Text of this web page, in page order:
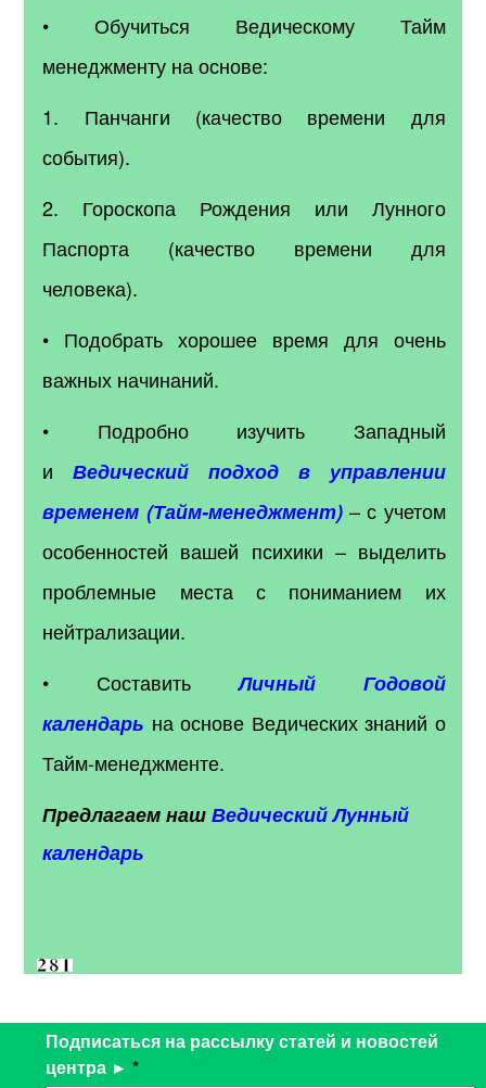
• Обучиться Ведическому Тайм
менеджменту на основе:
1. Панчанги (качество времени для
события).
2. Гороскопа Рождения или Лунного
Паспорта (качество времени для
человека).
• Подобрать хорошее время для очень
важных начинаний.
• Подробно изучить Западный
иВедический подход в управлении
временем (Тайм-менеджмент)– с учетом
особенностей вашей психики – выделить
проблемные места с пониманием их
нейтрализации.
• СоставитьЛичный Годовой
календарь на основе Ведических знаний о
Тайм-менеджменте.
Предлагаем нашВедический Лунный
календарь
Подписаться на рассылку статей и новостей
центра ► *